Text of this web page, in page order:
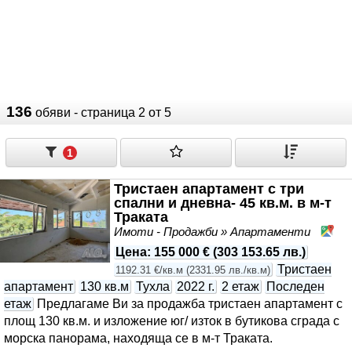
136 обяви - страница 2 от 5
1
Тристаен апартамент с три
спални и дневна- 45 кв.м. в м-т
Траката
Имоти - Продажби » Апартаменти
Цена: 155 000 € (303 153.65 лв.)
1192.31 €/кв.м (2331.95 лв./кв.м) Тристаен
апартамент 130 кв.м Тухла 2022 г. 2 етаж
Последен
етаж Предлагаме Ви за продажба тристаен апартамент с
площ 130 кв.м. и изложение юг/ изток в бутикова сграда с
морска панорама, находяща се в м-т Траката.